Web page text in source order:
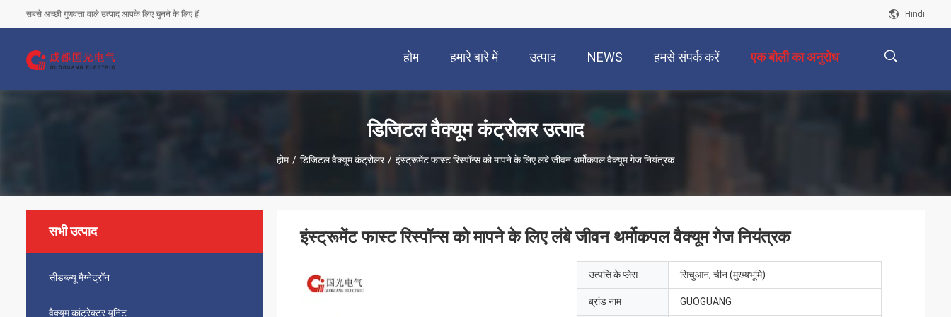
सबसे अच्छी गुणवत्ता वाले उत्पाद आपके लिए चुनने के लिए हैं Hindi
होम हमारे बारे में उत्पाद NEWS हमसे संपर्क करें एक बोली का अनुरोध
डिजिटल वैक्यूम कंट्रोलर उत्पाद
होम / डिजिटल वैक्यूम कंट्रोलर / इंस्ट्रूमेंट फास्ट रिस्पॉन्स को मापने के लिए लंबे जीवन थर्मोकपल वैक्यूम गेज नियंत्रक
सभी उत्पाद
सीडब्ल्यू मैग्नेट्रॉन
वैक्यूम कांट्रेक्टर यूनिट
इंस्ट्रूमेंट फास्ट रिस्पॉन्स को मापने के लिए लंबे जीवन थर्मोकपल वैक्यूम गेज नियंत्रक
उत्पत्ति के प्लेस सिचुआन, चीन (मुख्यभूमि)
ब्रांड नाम GUOGUANG